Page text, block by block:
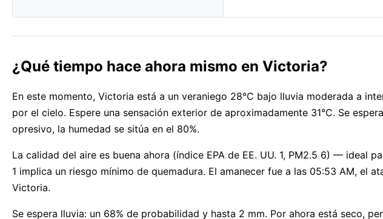
¿Qué tiempo hace ahora mismo en Victoria?
En este momento, Victoria está a un veraniego 28°C bajo lluvia moderada a
por el cielo. Espere una sensación exterior de aproximadamente 31°C. Se
opresivo, la humedad se sitúa en el 80%.
La calidad del aire es buena ahora (índice EPA de EE. UU. 1, PM2.5 6) — ideal
1 implica un riesgo mínimo de quemadura. El amanecer fue a las 05:53 AM, el
Victoria.
Se espera lluvia: un 68% de probabilidad y hasta 2 mm. Por ahora está seco,